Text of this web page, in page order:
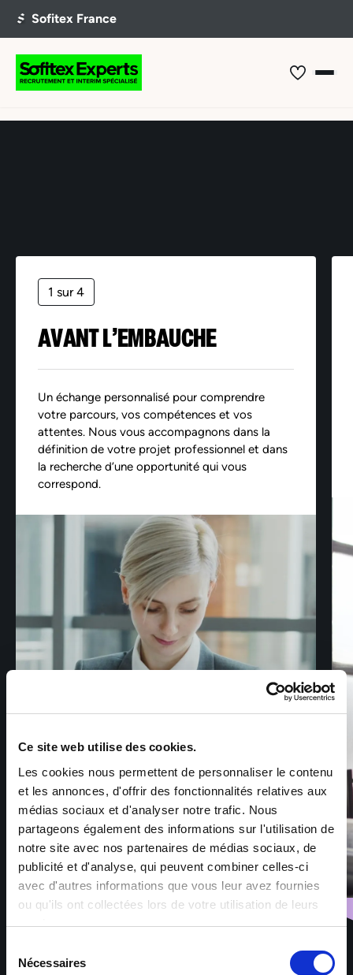
Ce site web utilise des cookies.
Les cookies nous permettent de personnaliser le contenu
et les annonces, d'offrir des fonctionnalités relatives aux
médias sociaux et d'analyser notre trafic. Nous
partageons également des informations sur l'utilisation de
notre site avec nos partenaires de médias sociaux, de
publicité et d'analyse, qui peuvent combiner celles-ci
avec d'autres informations que vous leur avez fournies
ou qu'ils ont collectées lors de votre utilisation de leurs
services.
Nécessaires
Offre non trouvée
1 sur 4
AVANT L’EMBAUCHE
Un échange personnalisé pour comprendre
votre parcours, vos compétences et vos
attentes. Nous vous accompagnons dans la
définition de votre projet professionnel et dans
la recherche d’une opportunité qui vous
correspond.